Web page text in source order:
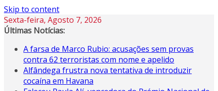
Skip to content
Sexta-feira, Agosto 7, 2026
Últimas Notícias:
A farsa de Marco Rubio: acusações sem provas
contra 62 terroristas com nome e apelido
Alfândega frustra nova tentativa de introduzir
cocaína em Havana